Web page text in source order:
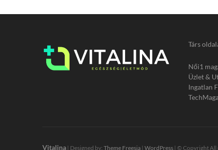
Társ
Női1
Üzlet &
Ingatlan
Vitalina | Designed by: Theme Freesia | WordPress | © Copyright All